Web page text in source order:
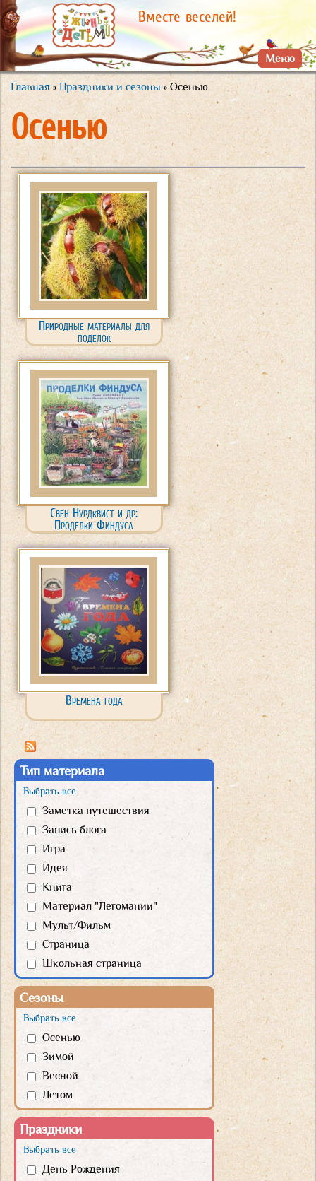
Перейти к
основному
содержанию
Вместе веселей!
Меню
Тип материала
Выбрать все
Заметка путешествия
Запись блога
Игра
Идея
Книга
Материал "Легомании"
Мульт/Фильм
Страница
Школьная страница
Сезоны
Выбрать все
Осенью
Зимой
Весной
Летом
Праздники
Выбрать все
День Рождения
Вы здесь
Главная » Праздники и сезоны » Осенью
Осенью
Природные материалы для
поделок
Свен Нурдквист и др:
Проделки Финдуса
Времена года